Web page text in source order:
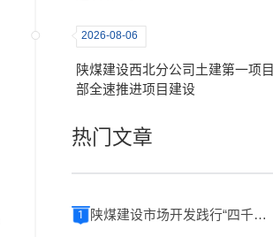
2026-08-06
陕煤建设西北分公司土建第一项目
部全速推进项目建设
热门文章
1 陕煤建设市场开发践行“四千精神”攻坚纪实